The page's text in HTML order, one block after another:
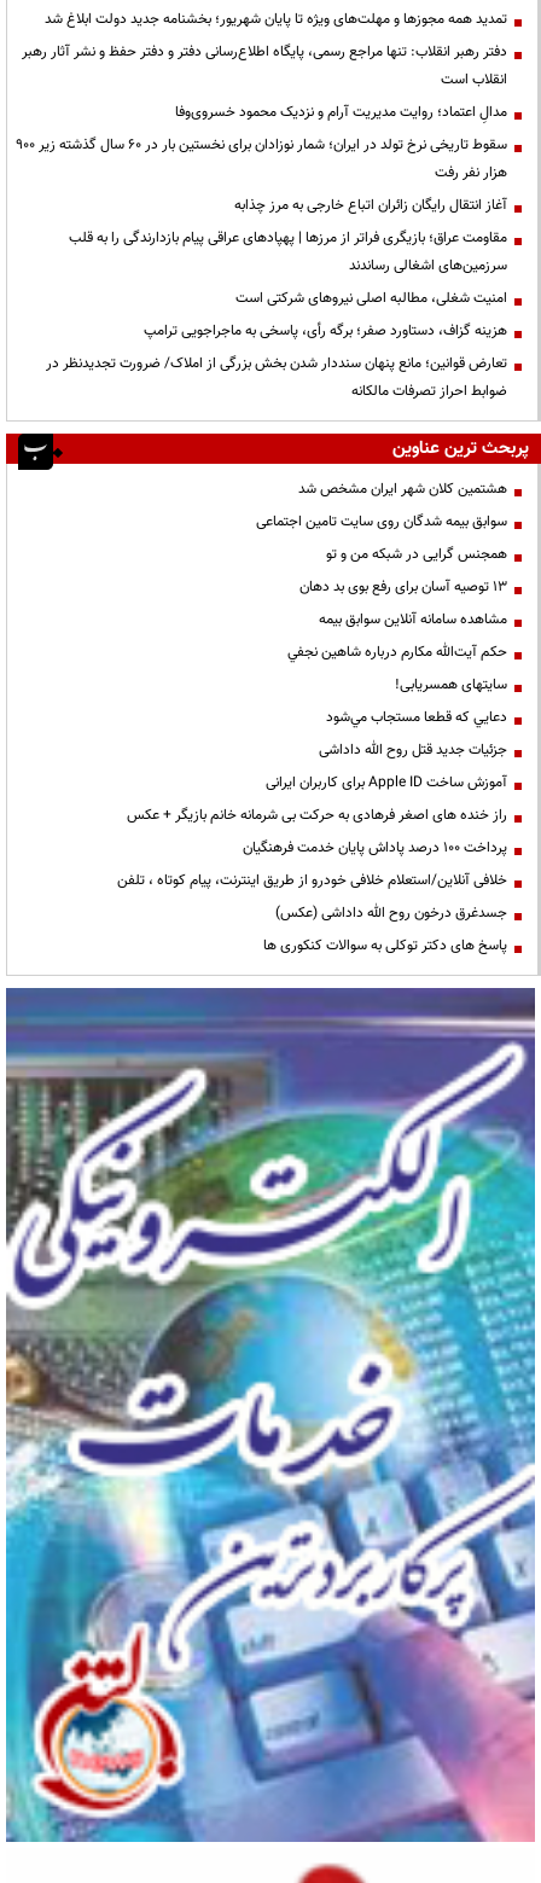
تمدید همه مجوزها و مهلت‌های ویژه تا پایان شهریور؛ بخشنامه جدید دولت ابلاغ شد
دفتر رهبر انقلاب: تنها مراجع رسمی، پایگاه اطلاع‌رسانی دفتر و دفتر حفظ و نشر آثار رهبر
انقلاب است
مدالِ اعتماد؛ روایت مدیریت آرام و نزدیک محمود خسروی‌وفا
سقوط تاریخی نرخ تولد در ایران؛ شمار نوزادان برای نخستین بار در ۶۰ سال گذشته زیر ۹۰۰
هزار نفر رفت
آغاز انتقال رایگان زائران اتباع خارجی به مرز چذابه
مقاومت عراق؛ بازیگری فراتر از مرزها | پهپادهای عراقی پیام بازدارندگی را به قلب
سرزمین‌های اشغالی رساندند
‌امنیت شغلی، مطالبه اصلی نیروهای شرکتی است
هزینه گزاف، دستاورد صفر؛ برگه رأی، پاسخی به ماجراجویی ترامپ
تعارض قوانین؛ مانع پنهان سنددار شدن بخش بزرگی از املاک/ ضرورت تجدیدنظر در
ضوابط احراز تصرفات مالکانه
پربحث ترین عناوین
هشتمین کلان شهر ایران مشخص شد
سوابق بیمه شدگان روی سایت تامین اجتماعی
همجنس گرایی در شبکه من و تو
13 توصیه آسان برای رفع بوی بد دهان
مشاهده سامانه آنلاين سوابق بیمه
حكم آيت‌الله مكارم درباره شاهين نجفي
سایتهای همسریابی!
دعايي كه قطعا مستجاب مي‌شود
جزئیات جدید قتل روح الله داداشی
آموزش ساخت Apple ID برای کاربران ایرانی
راز خنده های اصغر فرهادی به حرکت بی شرمانه خانم بازیگر + عکس
پرداخت ۱۰۰ درصد پاداش پایان خدمت فرهنگیان
خلافی آنلاین/استعلام خلافی خودرو از طریق اینترنت، پیام کوتاه ، تلفن
جسدغرق درخون روح الله داداشی (عکس)
پاسخ های دکتر توکلی به سوالات کنکوری ها